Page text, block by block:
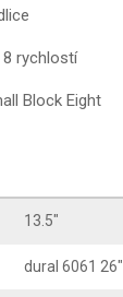
8 rychlostí
Block Eight
13.5"
dural 6061 26"